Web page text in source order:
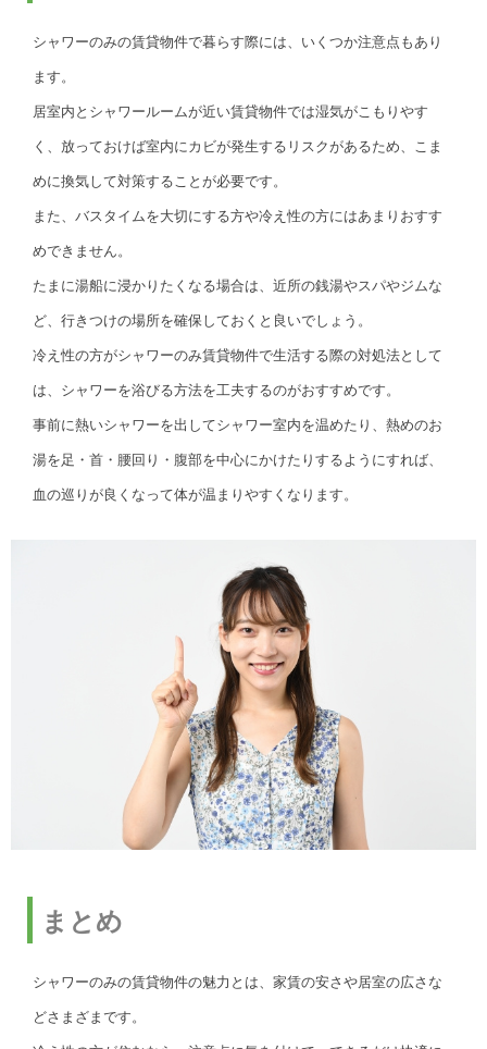
シャワーのみの賃貸物件で暮らす際には、いくつか注意点もあり
ます。
居室内とシャワールームが近い賃貸物件では湿気がこもりやす
く、放っておけば室内にカビが発生するリスクがあるため、こま
めに換気して対策することが必要です。
また、バスタイムを大切にする方や冷え性の方にはあまりおすす
めできません。
たまに湯船に浸かりたくなる場合は、近所の銭湯やスパやジムな
ど、行きつけの場所を確保しておくと良いでしょう。
冷え性の方がシャワーのみ賃貸物件で生活する際の対処法として
は、シャワーを浴びる方法を工夫するのがおすすめです。
事前に熱いシャワーを出してシャワー室内を温めたり、熱めのお
湯を足・首・腰回り・腹部を中心にかけたりするようにすれば、
血の巡りが良くなって体が温まりやすくなります。
まとめ
シャワーのみの賃貸物件の魅力とは、家賃の安さや居室の広さな
どさまざまです。